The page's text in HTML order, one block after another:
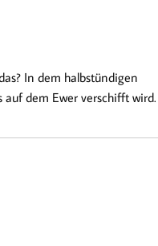
In dem halbstündigen
auf dem Ewer verschifft wird.